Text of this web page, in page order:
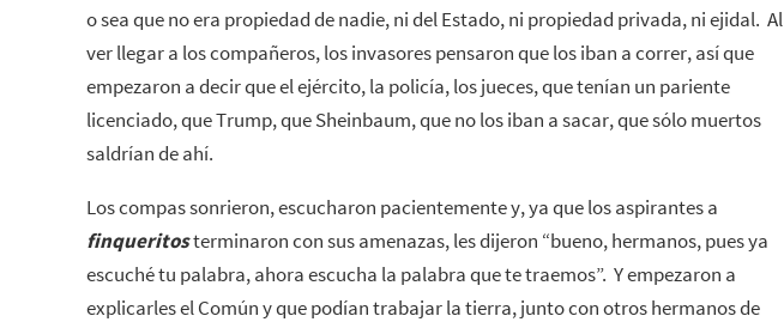
o sea que no era propiedad de nadie, ni del Estado, ni propiedad privada, ni ejidal. Al
ver llegar a los compañeros, los invasores pensaron que los iban a correr, así que
empezaron a decir que el ejército, la policía, los jueces, que tenían un pariente
licenciado, que Trump, que Sheinbaum, que no los iban a sacar, que sólo muertos
saldrían de ahí.
Los compas sonrieron, escucharon pacientemente y, ya que los aspirantes a
finqueritosterminaron con sus amenazas, les dijeron “bueno, hermanos, pues ya
escuché tu palabra, ahora escucha la palabra que te traemos”. Y empezaron a
explicarles el Común y que podían trabajar la tierra, junto con otros hermanos de